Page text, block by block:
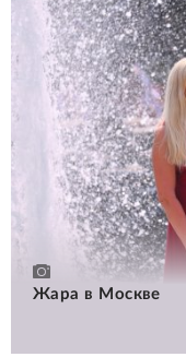
Жара в Москве